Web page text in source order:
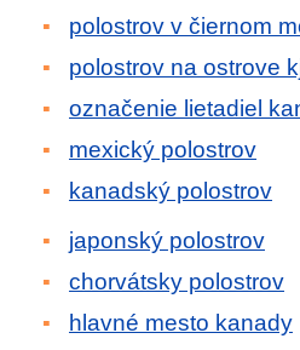
polostrov v čiernom
polostrov na ostrove
označenie lietadiel
mexický polostrov
kanadský polostrov
japonský polostrov
chorvátsky polostrov
hlavné mesto kanady